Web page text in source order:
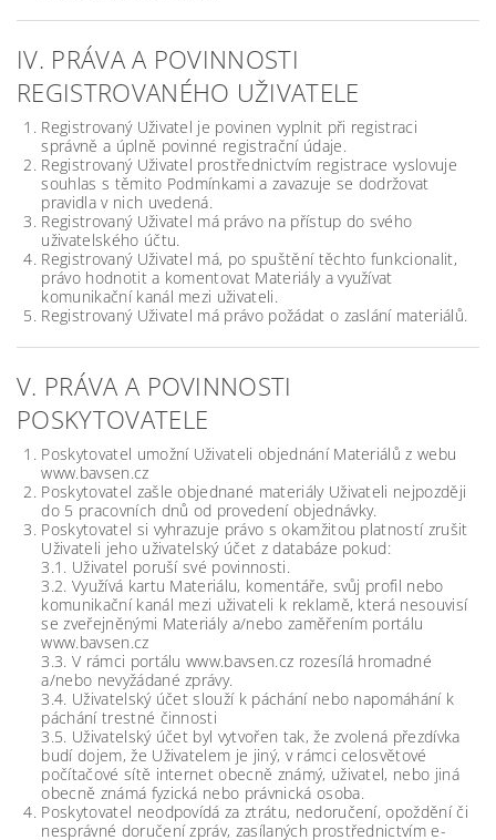
IV. PRÁVA A POVINNOSTI
REGISTROVANÉHO UŽIVATELE
Registrovaný Uživatel je povinen vyplnit při registraci
správně a úplně povinné registrační údaje.
Registrovaný Uživatel prostřednictvím registrace vyslovuje
souhlas s těmito Podmínkami a zavazuje se dodržovat
pravidla v nich uvedená.
Registrovaný Uživatel má právo na přístup do svého
uživatelského účtu.
Registrovaný Uživatel má, po spuštění těchto funkcionalit,
právo hodnotit a komentovat Materiály a využívat
komunikační kanál mezi uživateli.
Registrovaný Uživatel má právo požádat o zaslání materiálů.
V. PRÁVA A POVINNOSTI
POSKYTOVATELE
Poskytovatel umožní Uživateli objednání Materiálů z webu
www.bavsen.cz
Poskytovatel zašle objednané materiály Uživateli nejpozději
do 5 pracovních dnů od provedení objednávky.
Poskytovatel si vyhrazuje právo s okamžitou platností zrušit
Uživateli jeho uživatelský účet z databáze pokud:
3.1. Uživatel poruší své povinnosti.
3.2. Využívá kartu Materiálu, komentáře, svůj profil nebo
komunikační kanál mezi uživateli k reklamě, která nesouvisí
se zveřejněnými Materiály a/nebo zaměřením portálu
www.bavsen.cz
3.3. V rámci portálu www.bavsen.cz rozesílá hromadné
a/nebo nevyžádané zprávy.
3.4. Uživatelský účet slouží k páchání nebo napomáhání k
páchání trestné činnosti
3.5. Uživatelský účet byl vytvořen tak, že zvolená přezdívka
budí dojem, že Uživatelem je jiný, v rámci celosvětové
počítačové sítě internet obecně známý, uživatel, nebo jiná
obecně známá fyzická nebo právnická osoba.
Poskytovatel neodpovídá za ztrátu, nedoručení, opoždění či
nesprávné doručení zpráv, zasílaných prostřednictvím e­